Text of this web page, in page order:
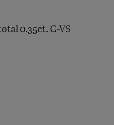
0.35ct. G-VS